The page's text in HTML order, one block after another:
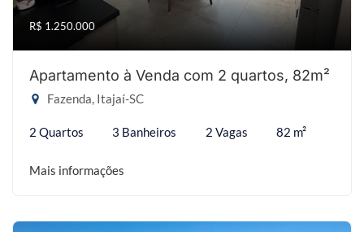
R$ 1.250.000
Apartamento à Venda com 2 quartos, 82m²
Fazenda, Itajaí-SC
2 Quartos 3 Banheiros 2 Vagas 82 m²
Mais informações